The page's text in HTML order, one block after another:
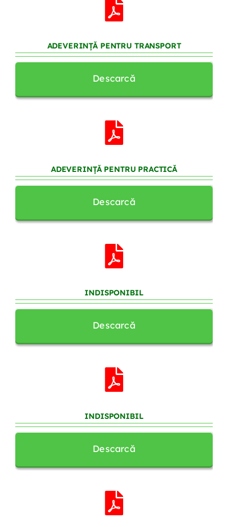
ADEVERINȚĂ PENTRU TRANSPORT
Descarcă
ADEVERINȚĂ PENTRU PRACTICĂ
Descarcă
INDISPONIBIL
Descarcă
INDISPONIBIL
Descarcă